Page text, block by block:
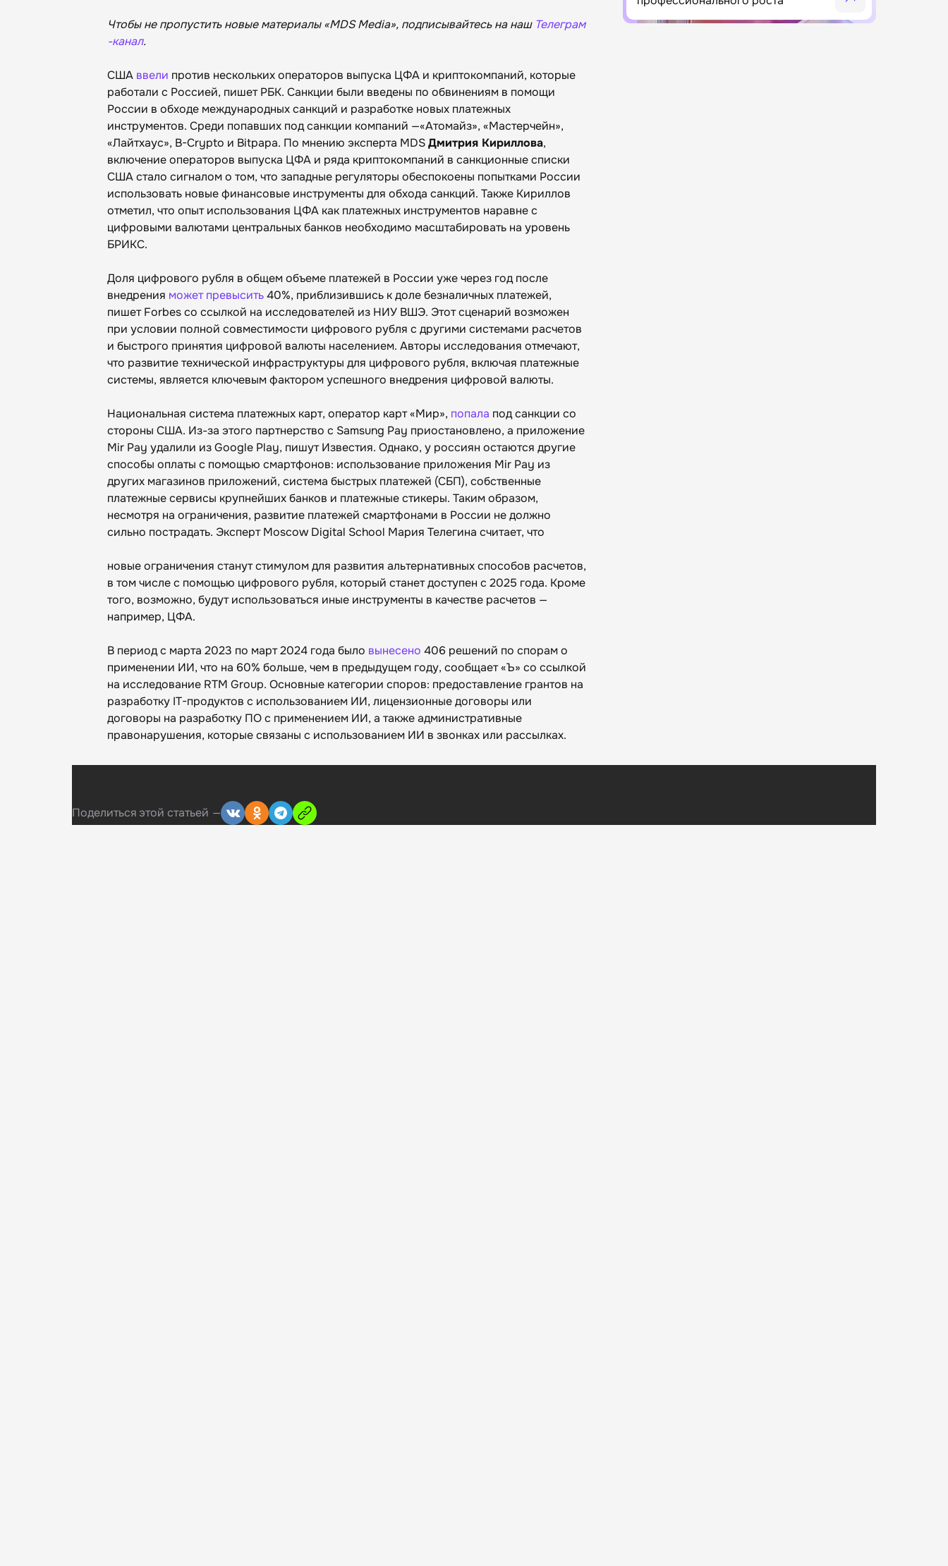
Чтобы не пропустить новые материалы «MDS Media», подписывайтесь на нашТелеграм
-канал.
США ввели против нескольких операторов выпуска ЦФА и криптокомпаний, которые
работали с Россией, пишет РБК. Санкции были введены по обвинениям в помощи
России в обходе международных санкций и разработке новых платежных
инструментов. Среди попавших под санкции компаний —«Атомайз‎»‎, «Мастерчейн‎»‎,
«Лайтхаус‎», B-Crypto и Bitpapa. По мнению эксперта MDSДмитрия Кириллова,
включение операторов выпуска ЦФА и ряда криптокомпаний в санкционные списки
США стало сигналом о том, что западные регуляторы обеспокоены попытками России
использовать новые финансовые инструменты для обхода санкций. Также Кириллов
отметил, что опыт использования ЦФА как платежных инструментов наравне с
цифровыми валютами центральных банков необходимо масштабировать на уровень
БРИКС.
Доля цифрового рубля в общем объеме платежей в России уже через год после
внедрения может превысить40%, приблизившись к доле безналичных платежей,
пишет Forbes со ссылкой на исследователей из НИУ ВШЭ. Этот сценарий возможен
при условии полной совместимости цифрового рубля с другими системами расчетов
и быстрого принятия цифровой валюты населением. Авторы исследования отмечают,
что развитие технической инфраструктуры для цифрового рубля, включая платежные
системы, является ключевым фактором успешного внедрения цифровой валюты.
Национальная система платежных карт, оператор карт «Мир‎», попала под санкции со
стороны США. Из-за этого партнерство с Samsung Pay приостановлено, а приложение
Mir Pay удалили из Google Play, пишут Известия. Однако, у россиян остаются другие
способы оплаты с помощью смартфонов: использование приложения Mir Pay из
других магазинов приложений, система быстрых платежей (СБП), собственные
платежные сервисы крупнейших банков и платежные стикеры. Таким образом,
несмотря на ограничения, развитие платежей смартфонами в России не должно
сильно пострадать. Эксперт Moscow Digital School Мария Телегина считает, что
новые ограничения станут стимулом для развития альтернативных способов расчетов,
в том числе с помощью цифрового рубля, который станет доступен с 2025 года. Кроме
того, возможно, будут использоваться иные инструменты в качестве расчетов —
например, ЦФА.
В период с марта 2023 по март 2024 года было вынесено 406 решений по спорам о
применении ИИ, что на 60% больше, чем в предыдущем году, сообщает «‎Ъ» со ссылкой
на исследование RTM Group‎. Основные категории споров: предоставление грантов на
разработку IT-продуктов с использованием ИИ, лицензионные договоры или
договоры на разработку ПО с применением ИИ, а также административные
правонарушения, которые связаны с использованием ИИ в звонках или рассылках.
Поделиться этой статьей